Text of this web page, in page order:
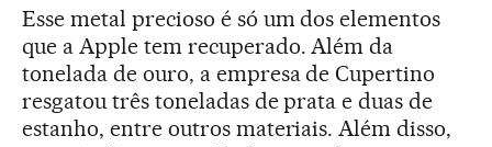
Esse metal precioso é só um dos elementos
que a Apple tem recuperado. Além da
tonelada de ouro, a empresa de Cupertino
resgatou três toneladas de prata e duas de
estanho, entre outros materiais. Além disso,